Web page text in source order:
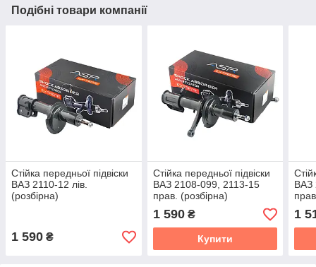
Подібні товари компанії
Стійка передньої підвіски
ВАЗ 2110-12 лів.
(розбірна)
1 590 ₴
Стійка передньої підвіски
ВАЗ 2108-099, 2113-15
прав. (розбірна)
1 590₴
Купити
ВАЗ
1